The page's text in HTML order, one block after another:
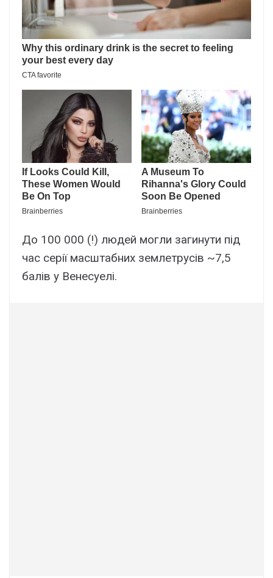
До 100 000 (!) людей могли загинути під
час серії масштабних землетрусів ~7,5
балів у Венесуелі.